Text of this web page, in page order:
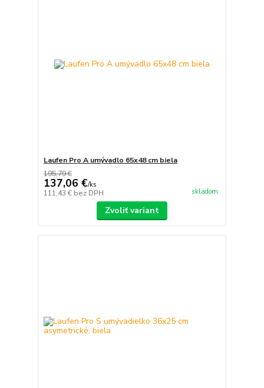
Laufen Pro A umývadlo 65x48 cm biela
195,79 €
137,06 €/ks
111,43 € bez DPH skladom
Zvoliť variant